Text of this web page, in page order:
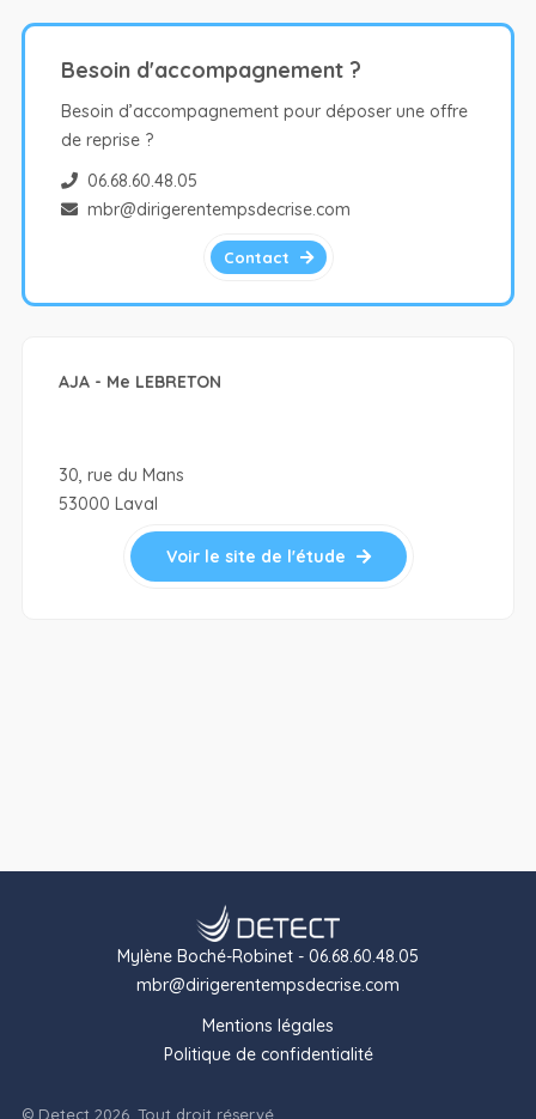
Besoin d'accompagnement ?
Besoin d’accompagnement pour déposer une offre
de reprise ?
06.68.60.48.05
mbr@dirigerentempsdecrise.com
Contact
AJA - Me LEBRETON
30, rue du Mans
53000 Laval
Voir le site de l'étude
Mylène Boché-Robinet - 06.68.60.48.05
mbr@dirigerentempsdecrise.com
Mentions légales
Politique de confidentialité
© Detect 2026. Tout droit réservé.